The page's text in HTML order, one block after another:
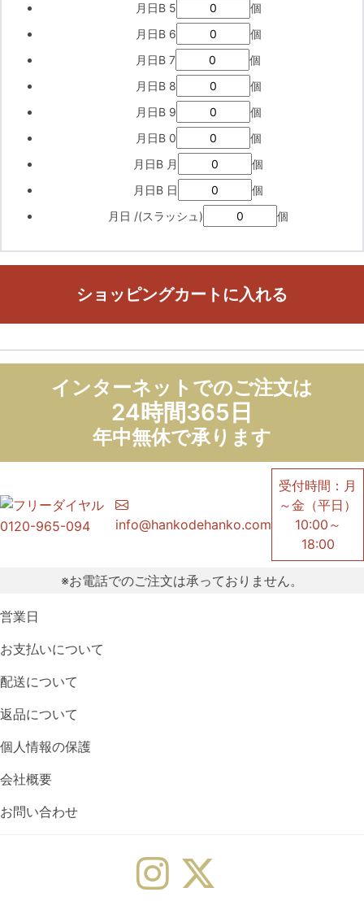
月日B 5
個
月日B 6
個
月日B 7
個
月日B 8
個
月日B 9
個
月日B 0
個
月日B 月
個
月日B 日
個
月日 /(スラッシュ)
個
ショッピングカートに入れる
インターネットでのご注文は
24時間365日
年中無休で承ります
0120-965-094 info@hankodehanko.com
受付時間：月
～金（平日）
10:00～
18:00
※お電話でのご注文は承っておりません。
営業日
お支払いについて
配送について
返品について
個人情報の保護
会社概要
お問い合わせ